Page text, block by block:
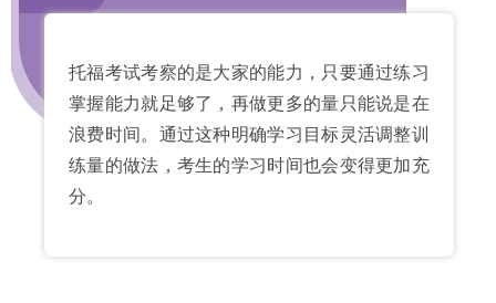
托福考试考察的是大家的能力，只要通过练习
掌握能力就足够了，再做更多的量只能说是在
浪费时间。通过这种明确学习目标灵活调整训
练量的做法，考生的学习时间也会变得更加充
分。